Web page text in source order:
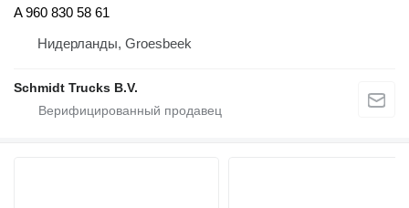
A 960 830 58 61
Нидерланды, Groesbeek
Schmidt Trucks B.V.